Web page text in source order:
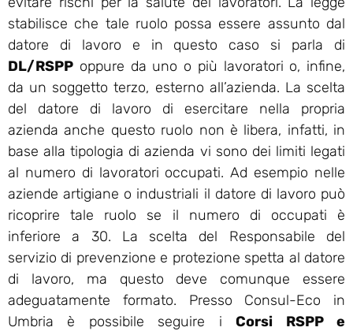
stabilisce che tale ruolo possa essere assunto dal
datore di lavoro e in questo caso si parla di
DL/RSPP oppure da uno o più lavoratori o, infine,
da un soggetto terzo, esterno all’azienda. La scelta
del datore di lavoro di esercitare nella propria
azienda anche questo ruolo non è libera, infatti, in
base alla tipologia di azienda vi sono dei limiti legati
al numero di lavoratori occupati. Ad esempio nelle
aziende artigiane o industriali il datore di lavoro può
ricoprire tale ruolo se il numero di occupati è
inferiore a 30. La scelta del Responsabile del
servizio di prevenzione e protezione spetta al datore
di lavoro, ma questo deve comunque essere
adeguatamente formato. Presso Consul-Eco in
Umbria è possibile seguire iCorsi RSPP e